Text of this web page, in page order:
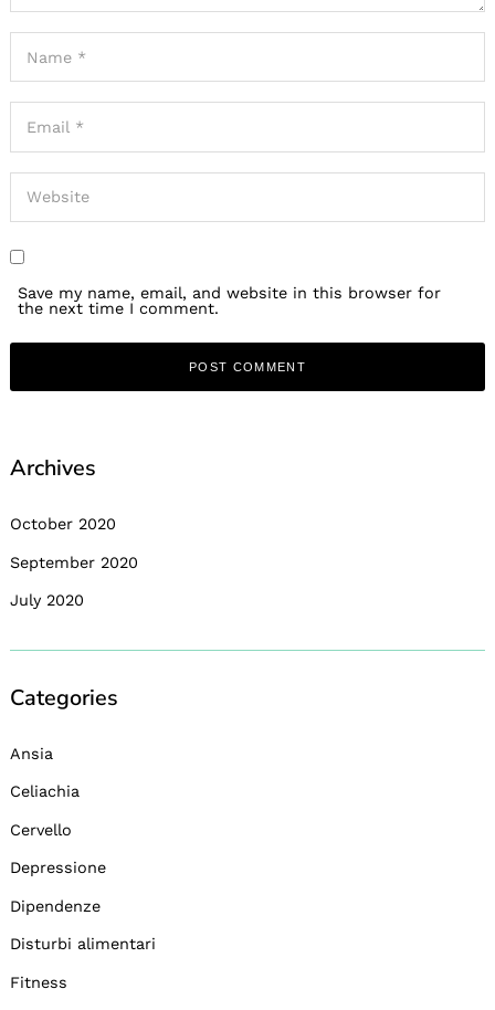
Save my name, email, and website in this browser for
the next time I comment.
Archives
October 2020
September 2020
July 2020
Categories
Ansia
Celiachia
Cervello
Depressione
Dipendenze
Disturbi alimentari
Fitness